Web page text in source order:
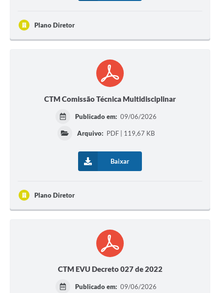
Plano Diretor
CTM Comissão Técnica Multidisciplinar
Publicado em: 09/06/2026
Arquivo: PDF | 119,67 KB
Baixar
Plano Diretor
CTM EVU Decreto 027 de 2022
Publicado em: 09/06/2026